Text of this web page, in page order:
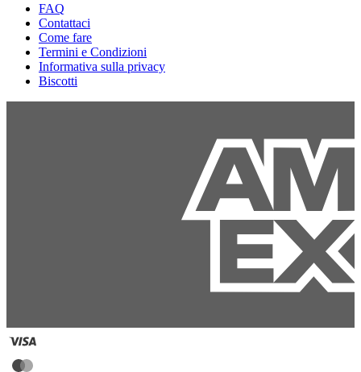
FAQ
Contattaci
Come fare
Termini e Condizioni
Informativa sulla privacy
Biscotti